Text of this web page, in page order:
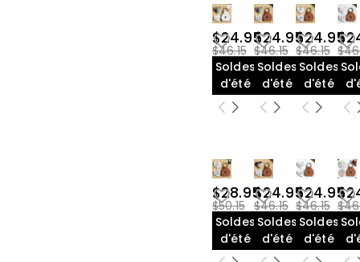
$24.95
$46.15
Soldes
d'été
$24.95
$46.15
Soldes
d'été
$24.95
$46.15
Soldes
d'été
$28.95
$50.15
Soldes
d'été
$24.95
$46.15
Soldes
d'été
$24.95
$46.15
Soldes
d'été